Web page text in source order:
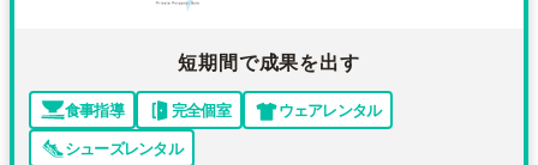
短期間で成果を出す
食事指導 完全個室
ウェアレンタル
シューズレンタル